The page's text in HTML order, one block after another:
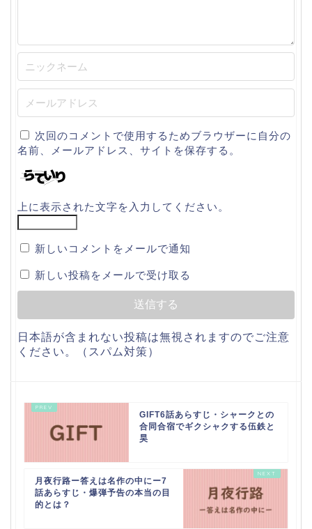
次回のコメントで使用するためブラウザーに自分の
名前、メールアドレス、サイトを保存する。
上に表示された文字を入力してください。
新しいコメントをメールで通知
新しい投稿をメールで受け取る
日本語が含まれない投稿は無視されますのでご注意
ください。（スパム対策）
GIFT6話あらすじ・シャークとの
合同合宿でギクシャクする伍鉄と
昊
月夜行路ー答えは名作の中にー7
話あらすじ・爆弾予告の本当の目
的とは？